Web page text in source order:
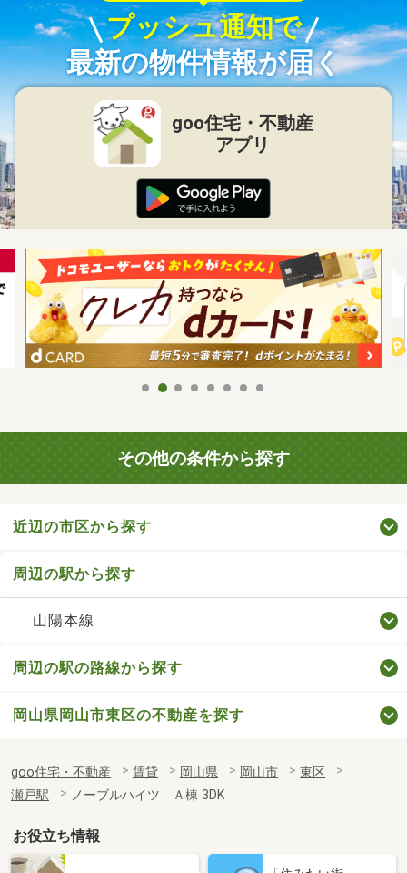
プッシュ通知で
最新の物件情報が届く
goo住宅・不動産
アプリ
その他の条件から探す
近辺の市区から探す
周辺の駅から探す
山陽本線
周辺の駅の路線から探す
岡山県岡山市東区の不動産を探す
goo住宅・不動産 賃貸 岡山県 岡山市
東区
瀬戸駅
ノーブルハイツ Ａ棟 3DK
お役立ち情報